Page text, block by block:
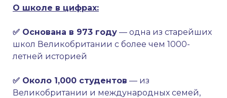
О школе в цифрах:
✅ Основана в 973 году — одна из старейших
школ Великобритании с более чем 1000-
летней историей
✅ Около 1,000 студентов — из
Великобритании и международных семей,